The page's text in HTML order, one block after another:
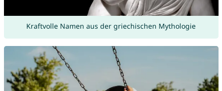
Kraftvolle Namen aus der griechischen Mythologie